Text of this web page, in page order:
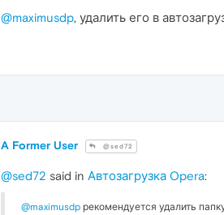
@maximusdp, удалить его в
A Former User @sed72
@sed72 said in Автозагрузка Opera:
@maximusdp рекомендуется удалить